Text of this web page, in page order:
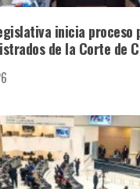
inicia proceso
de la Corte de